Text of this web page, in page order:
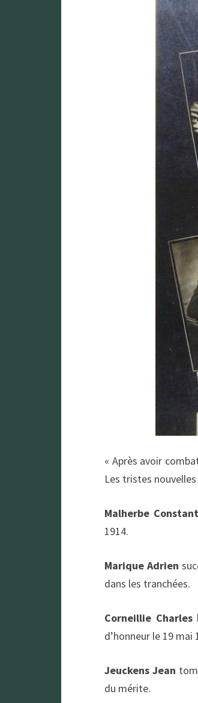
« Après avoir
Les tristes
Malherbe Constant
1914.
Marique Adrien
dans les tranchées.
Corneillie Charles
d’honneur le 19 mai
Jeuckens Jean
du mérite.